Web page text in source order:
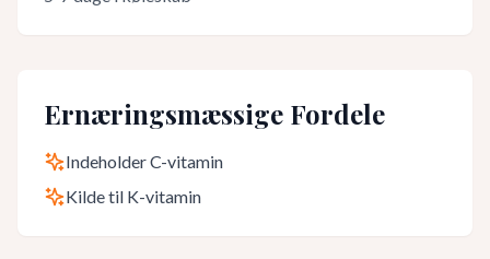
Ernæringsmæssige Fordele
Indeholder C-vitamin
Kilde til K-vitamin